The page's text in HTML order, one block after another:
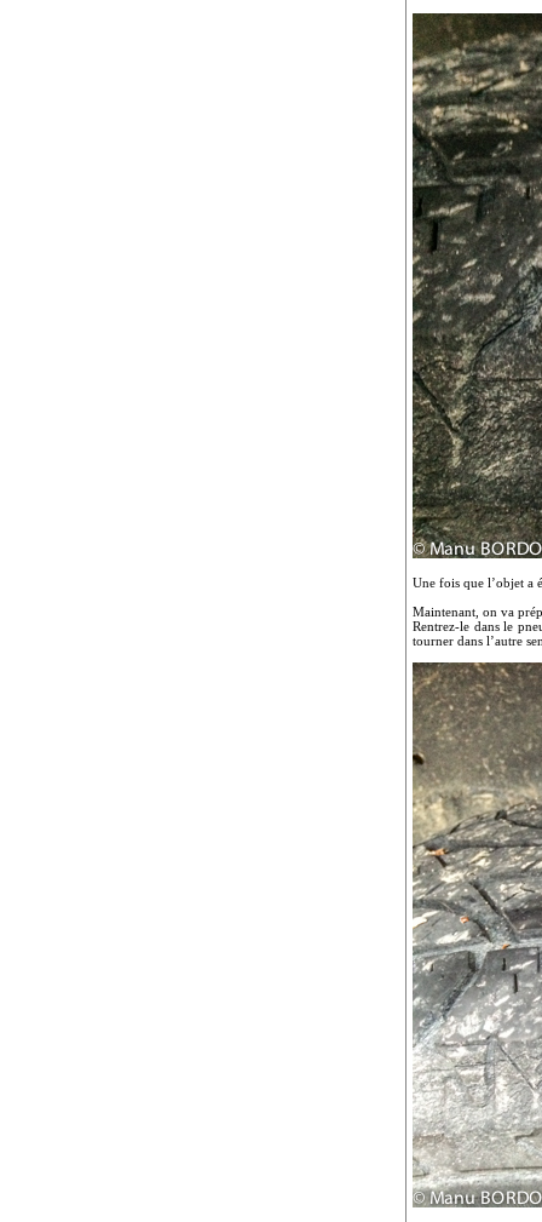
Une fois que l’objet a
Maintenant, on va
Rentrez-le dans le
tourner dans l’autre